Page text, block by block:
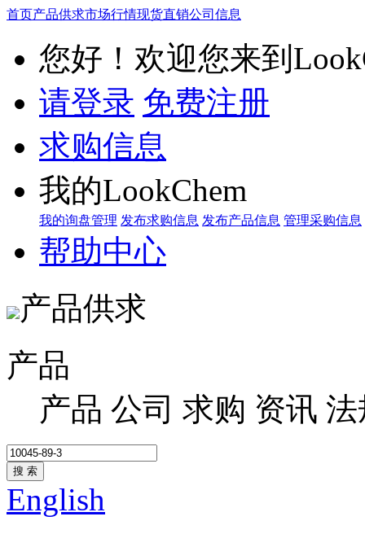
首页产品供求市场行情现货直销公司信息
您好！欢迎您来到
请登录 免费注册
求购信息
我的LookChem
我的询盘管理 发布求购信息 发布产品信息 管理采购信息
帮助中心
产品供求
产品
产品 公司 求购 资讯 法
搜 索
English